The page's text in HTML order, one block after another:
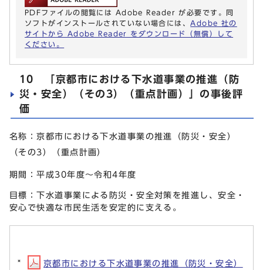
PDFファイルの閲覧には Adobe Reader が必要です。同
ソフトがインストールされていない場合には、 Adobe 社の
サイトから Adobe Reader をダウンロード（無償）して
ください。
10 「京都市における下水道事業の推進（防
災・安全）（その3）（重点計画）」の事後評
価
名称：京都市における下水道事業の推進（防災・安全）
（その3）（重点計画）
期間：平成30年度～令和4年度
目標：下水道事業による防災・安全対策を推進し、安全・
安心で快適な市民生活を安定的に支える。
京都市における下水道事業の推進（防災・安全）